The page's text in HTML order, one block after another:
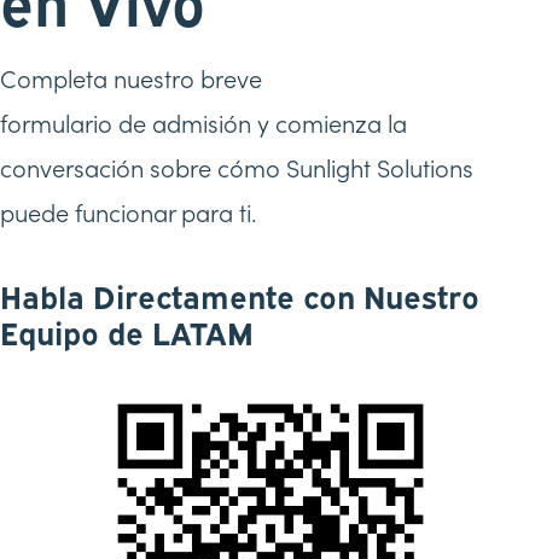
Completa nuestro breve
formulario de admisión y comienza la
conversación sobre cómo Sunlight Solutions
puede funcionar para ti.
Habla Directamente con Nuestro
Equipo de LATAM